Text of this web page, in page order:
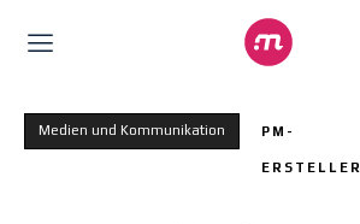
Medien und Kommunikation PM-
ERSTELLER